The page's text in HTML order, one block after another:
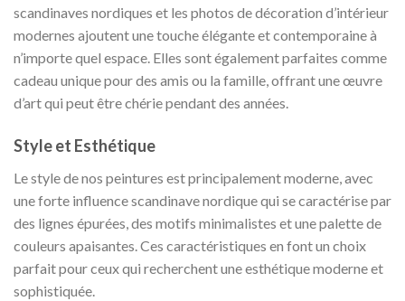
scandinaves nordiques et les photos de décoration d’intérieur
modernes ajoutent une touche élégante et contemporaine à
n’importe quel espace. Elles sont également parfaites comme
cadeau unique pour des amis ou la famille, offrant une œuvre
d’art qui peut être chérie pendant des années.
Style et Esthétique
Le style de nos peintures est principalement moderne, avec
une forte influence scandinave nordique qui se caractérise par
des lignes épurées, des motifs minimalistes et une palette de
couleurs apaisantes. Ces caractéristiques en font un choix
parfait pour ceux qui recherchent une esthétique moderne et
sophistiquée.